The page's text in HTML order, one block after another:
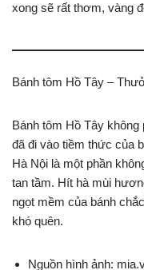
xong sẽ rất thơm, vàng
Bánh tôm Hồ Tây –
Bánh tôm Hồ Tây
đã đi vào tiềm thức của
Hà Nội là một phần
tan tầm. Hít hà mùi
ngọt mềm của bánh
khó quên.
Nguồn hình ảnh: